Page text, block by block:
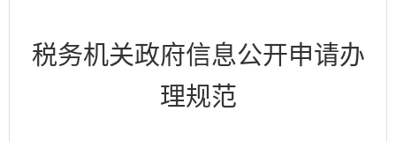
税务机关政府信息公开申请办
理规范